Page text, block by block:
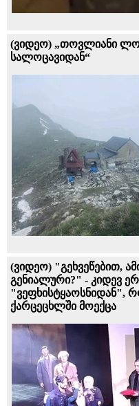
(ვიდეო) „თოვლიანი
სალოცავიდან“
(ვიდეო) "გეხვეწებით,
გენიალური?" - კიდევ
"ვეფხისტყაოსნიდან",
ქარცეცხლში მოექცა